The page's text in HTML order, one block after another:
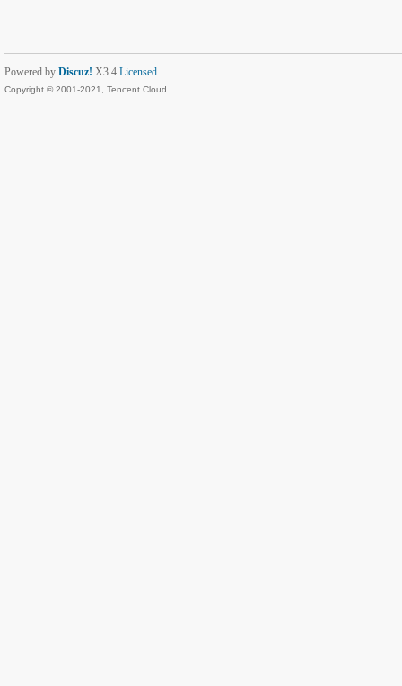
Powered by Discuz! X3.4 Licensed
Copyright © 2001-2021, Tencent Cloud.